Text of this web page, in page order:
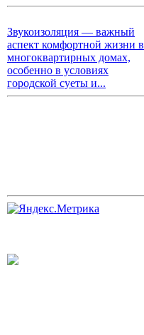
Звукоизоляция — важный
аспект комфортной жизни в
многоквартирных домах,
особенно в условиях
городской суеты и...